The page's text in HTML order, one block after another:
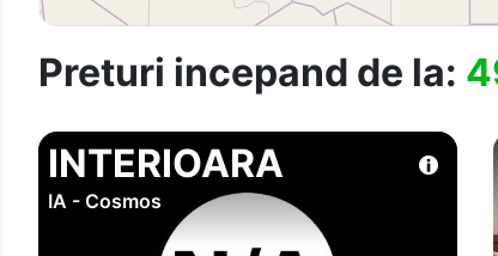
Preturi incepand de la:
INTERIOARA
IA - Cosmos